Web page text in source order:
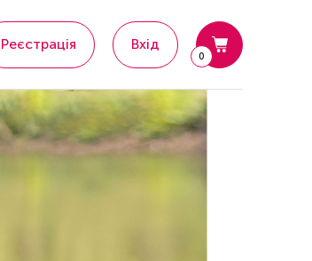
Реєстрація Вхід
0